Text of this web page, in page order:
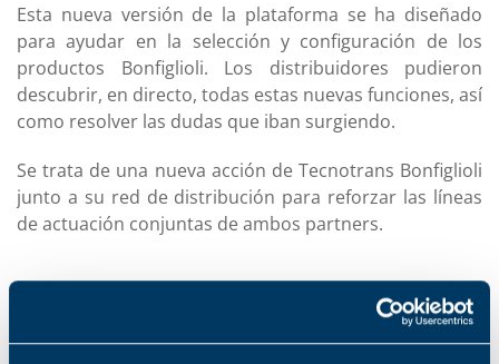
Esta nueva versión de la plataforma se ha diseñado
para ayudar en la selección y configuración de los
productos Bonfiglioli. Los distribuidores pudieron
descubrir, en directo, todas estas nuevas funciones, así
como resolver las dudas que iban surgiendo.
Se trata de una nueva acción de Tecnotrans Bonfiglioli
junto a su red de distribución para reforzar las líneas
de actuación conjuntas de ambos partners.
Mosaico se ha convertido en un sistema integral de